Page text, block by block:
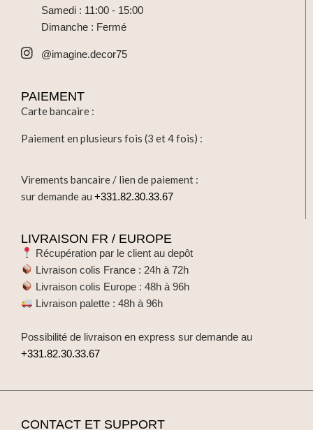
Samedi : 11:00 - 15:00
Dimanche : Fermé
@imagine.decor75
PAIEMENT
Carte bancaire :
Paiement en plusieurs fois (3 et 4 fois) :
Virements bancaire / lien de paiement :
sur demande au +331.82.30.33.67
LIVRAISON FR / EUROPE
Récupération par le client au depôt
Livraison colis France : 24h à 72h
Livraison colis Europe : 48h à 96h
Livraison palette : 48h à 96h
Possibilité de livraison en express sur demande au
+331.82.30.33.67
CONTACT ET SUPPORT